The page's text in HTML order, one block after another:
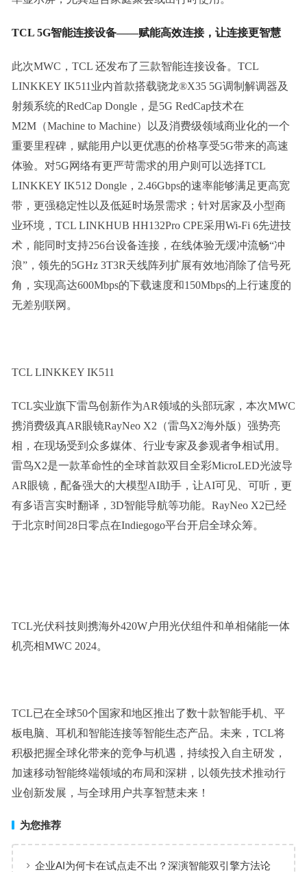
TCL 5G智能连接设备——赋能高效连接，让连接更智慧
此次MWC，TCL 还发布了三款智能连接设备。TCL
LINKKEY IK511业内首款搭载骁龙®X35 5G调制解调器及
射频系统的RedCap Dongle，是5G RedCap技术在
M2M（Machine to Machine）以及消费级领域商业化的一个
重要里程碑，赋能用户以更优惠的价格享受5G带来的高速
体验。对5G网络有更严苛需求的用户则可以选择TCL
LINKKEY IK512 Dongle，2.46Gbps的速率能够满足更高宽
带，更强稳定性以及低延时场景需求；针对居家及小型商
业环境，TCL LINKHUB HH132Pro CPE采用Wi-Fi 6先进技
术，能同时支持256台设备连接，在线体验无缓冲流畅“冲
浪”，领先的5GHz 3T3R天线阵列扩展有效地消除了信号死
角，实现高达600Mbps的下载速度和150Mbps的上行速度的
无差别联网。
TCL LINKKEY IK511
TCL实业旗下雷鸟创新作为AR领域的头部玩家，本次MWC
携消费级真AR眼镜RayNeo X2（雷鸟X2海外版）强势亮
相，在现场受到众多媒体、行业专家及参观者争相试用。
雷鸟X2是一款革命性的全球首款双目全彩MicroLED光波导
AR眼镜，配备强大的大模型AI助手，让AI可见、可听，更
有多语言实时翻译，3D智能导航等功能。RayNeo X2已经
于北京时间28日零点在Indiegogo平台开启全球众筹。
TCL光伏科技则携海外420W户用光伏组件和单相储能一体
机亮相MWC 2024。
TCL已在全球50个国家和地区推出了数十款智能手机、平
板电脑、耳机和智能连接等智能生态产品。未来，TCL将
积极把握全球化带来的竞争与机遇，持续投入自主研发，
加速移动智能终端领域的布局和深耕，以领先技术推动行
业创新发展，与全球用户共享智慧未来！
为您推荐
企业AI为何卡在试点走不出？深演智能双引擎方法论